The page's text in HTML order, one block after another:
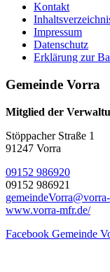
Kontakt
Impressum
Datenschutz
Erklärung zur
Gemeinde Vorra
Mitglied der
Stöppacher Straße 1
91247 Vorra
09152 986920
09152 986921
www.vorra-mfr.de/
Facebook Gemeinde